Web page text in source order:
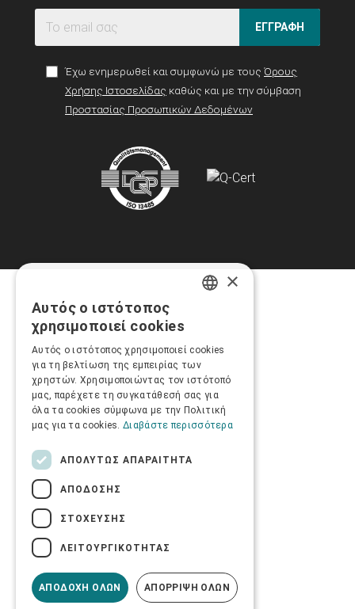
ΕΓΓΡΑΦΗ
Έχω ενημερωθεί και συμφωνώ με τους Όρους
Χρήσης Ιστοσελίδας καθώς και με την σύμβαση
Προστασίας Προσωπικών Δεδομένων
×
Αυτός ο ιστότοπος
χρησιμοποιεί cookies
Αυτός ο ιστότοπος χρησιμοποιεί cookies
για τη βελτίωση της εμπειρίας των
χρηστών. Χρησιμοποιώντας τον ιστότοπό
μας, παρέχετε τη συγκατάθεσή σας για
όλα τα cookies σύμφωνα με την Πολιτική
μας για τα cookies. Διαβάστε περισσότερα
ΑΠΟΛΎΤΩΣ ΑΠΑΡΑΊΤΗΤΑ
ΑΠΌΔΟΣΗΣ
ΣΤΌΧΕΥΣΗΣ
ΛΕΙΤΟΥΡΓΙΚΌΤΗΤΑΣ
ΑΠΟΔΟΧΉ ΌΛΩΝ ΑΠΌΡΡΙΨΗ ΌΛΩΝ